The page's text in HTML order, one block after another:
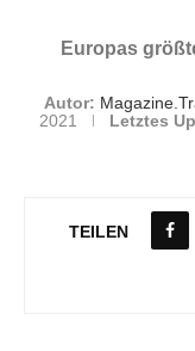
Europas
Autor:
2021
Letztes
TEILEN